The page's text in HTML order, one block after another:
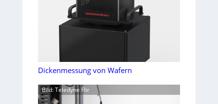
Dickenmessung von Wafern
Bild: Teledyne Flir